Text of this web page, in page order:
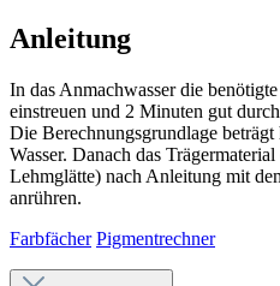
Anleitung
In das Anmachwasser die
einstreuen und 2 Minuten gut
Die Berechnungsgrundlage
Wasser. Danach das
Lehmglätte) nach Anleitung mit
anrühren.
Farbfächer Pigmentrechner